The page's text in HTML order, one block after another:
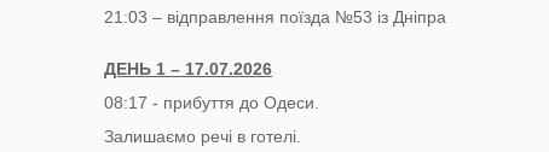
21:03 – відправлення поїзда №53 із Дніпра
ДЕНЬ 1 – 17.07.2026
08:17 - прибуття до Одеси.
Залишаємо речі в готелі.